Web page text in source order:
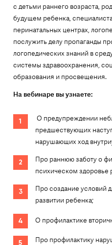
с детьми раннего возраста,
будущем ребенка,
перинатальных центрах,
послужить делу пропаганды
логопедических знаний в
системы здравоохранения,
образования и просвещения.
На вебинаре вы узнаете:
О предупреждении
предшествующих
нарушающих ход
Про раннюю заботу о
психическом здоровье
Про создание условий
развитии ребенка;
О профилактике
Про профилактику